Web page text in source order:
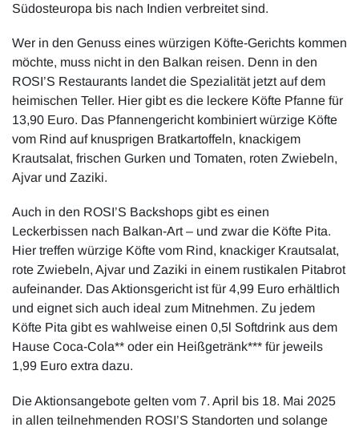
Südosteuropa bis nach Indien verbreitet sind.
Wer in den Genuss eines würzigen Köfte-Gerichts kommen
möchte, muss nicht in den Balkan reisen. Denn in den
ROSI’S Restaurants landet die Spezialität jetzt auf dem
heimischen Teller. Hier gibt es die leckere Köfte Pfanne für
13,90 Euro. Das Pfannengericht kombiniert würzige Köfte
vom Rind auf knusprigen Bratkartoffeln, knackigem
Krautsalat, frischen Gurken und Tomaten, roten Zwiebeln,
Ajvar und Zaziki.
Auch in den ROSI’S Backshops gibt es einen
Leckerbissen nach Balkan-Art – und zwar die Köfte Pita.
Hier treffen würzige Köfte vom Rind, knackiger Krautsalat,
rote Zwiebeln, Ajvar und Zaziki in einem rustikalen Pitabrot
aufeinander. Das Aktionsgericht ist für 4,99 Euro erhältlich
und eignet sich auch ideal zum Mitnehmen. Zu jedem
Köfte Pita gibt es wahlweise einen 0,5l Softdrink aus dem
Hause Coca-Cola** oder ein Heißgetränk*** für jeweils
1,99 Euro extra dazu.
Die Aktionsangebote gelten vom 7. April bis 18. Mai 2025
in allen teilnehmenden ROSI’S Standorten und solange